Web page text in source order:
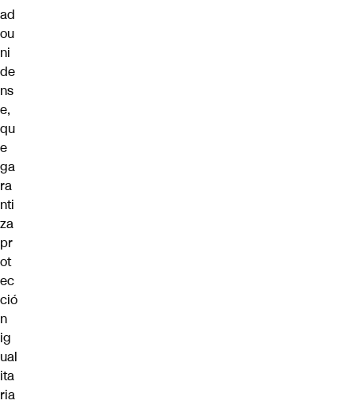
ad
ou
ni
de
ns
e,
qu
e
ga
ra
nti
za
pr
ot
ec
ció
n
ig
ual
ita
ria